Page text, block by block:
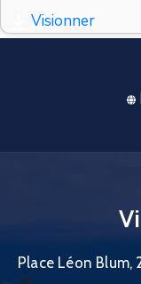
Visionner
Place Léon Blum,